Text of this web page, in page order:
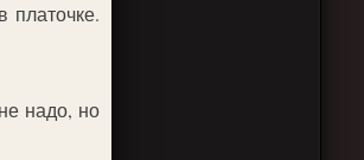
надо, но